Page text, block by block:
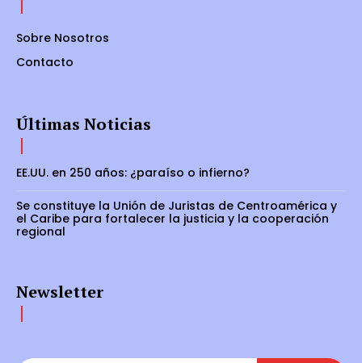
Sobre Nosotros
Contacto
Últimas Noticias
EE.UU. en 250 años: ¿paraíso o infierno?
Se constituye la Unión de Juristas de Centroamérica y
el Caribe para fortalecer la justicia y la cooperación
regional
Newsletter